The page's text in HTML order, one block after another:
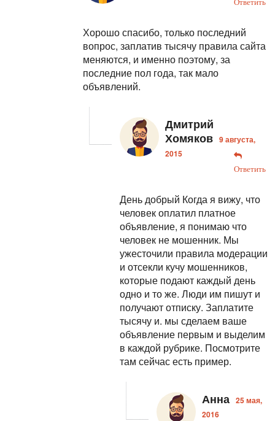
Ответить
Хорошо спасибо, только последний
вопрос, заплатив тысячу правила сайта
меняются, и именно поэтому, за
последние пол года, так мало
объявлений.
Дмитрий
Хомяков 9 августа,
2015
Ответить
День добрый Когда я вижу, что
человек оплатил платное
объявление, я понимаю что
человек не мошенник. Мы
ужесточили правила модерации
и отсекли кучу мошенников,
которые подают каждый день
одно и то же. Люди им пишут и
получают отписку. Заплатите
тысячу и. мы сделаем ваше
объявление первым и выделим
в каждой рубрике. Посмотрите
там сейчас есть пример.
Анна 25 мая,
2016